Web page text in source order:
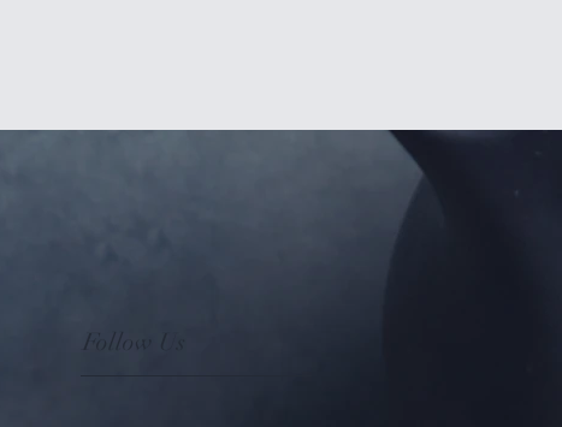
Follow Us